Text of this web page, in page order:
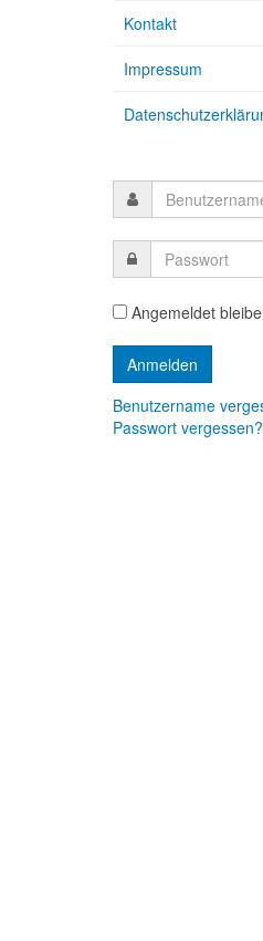
Kontakt
Impressum
Angemeldet
Benutzername
Passwort vergessen?